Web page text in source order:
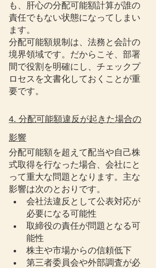
も、肝心の分配可能額計算が誰の
責任でもない状態になってしまい
ます。
分配可能額規制は、法務と会計の
境界領域です。だからこそ、部署
間で役割を明確にし、チェックプ
ロセスを文書化しておくことが重
要です。
4. 分配可能額違反が起きた場合の
影響
分配可能額を超えて配当や自己株
式取得を行なった場合、会社にと
って重大な問題となります。主な
影響は次のとおりです。
会社法違反として公表対応が
必要になる可能性
取締役の責任が問題となる可
能性
株主や市場からの信頼低下
第三者委員会や外部調査が必